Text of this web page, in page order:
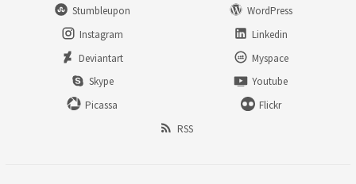
Stumbleupon
WordPress
Instagram
Linkedin
Deviantart
Myspace
Skype
Youtube
Picassa
Flickr
RSS